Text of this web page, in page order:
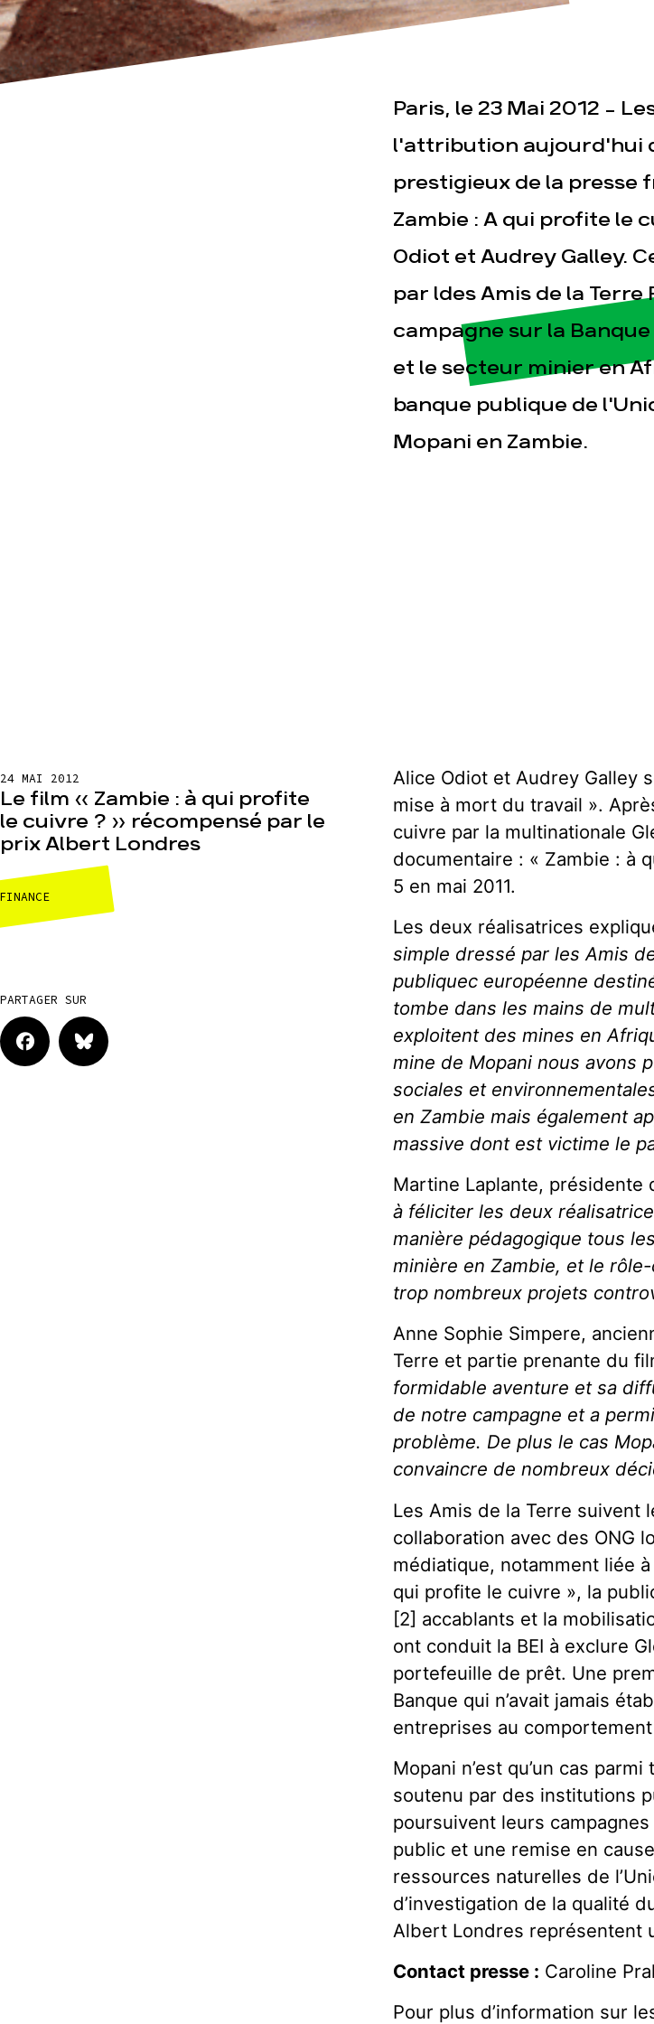
Espace presse
Paris, le 23 Mai 2012 -
l'attribution aujourd'hui
prestigieux de la presse
Zambie : A qui profite le
Odiot et Audrey Galley.
par ldes Amis de la
campagne sur la
et le secteur minier en
banque publique de
Mopani en Zambie.
24 MAI 2012
Le film « Zambie : à qui profite
le cuivre ? » récompensé par le
prix Albert Londres
PARTAGER SUR
Alice Odiot et Audrey Galley
mise à mort du travail ».
cuivre par la multinationale
documentaire : « Zambie : à
5 en mai 2011.
Les deux réalisatrices
simple dressé par les Amis
publiquec européenne
tombe dans les mains de
exploitent des mines en
mine de Mopani nous avons
sociales et
en Zambie mais également
massive dont est victime le
Martine Laplante, présidente
à féliciter les deux
manière pédagogique tous
minière en Zambie, et le
trop nombreux projets
Anne Sophie Simpere,
Terre et partie prenante du
formidable aventure et sa
de notre campagne et a
problème. De plus le cas
convaincre de nombreux
Les Amis de la Terre suivent
collaboration avec des ONG
médiatique, notamment liée
qui profite le cuivre », la
[2] accablants et la
ont conduit la BEI à exclure
portefeuille de prêt. Une
Banque qui n’avait jamais
entreprises au
Mopani n’est qu’un cas
soutenu par des institutions
poursuivent leurs
public et une remise en
ressources naturelles de
d’investigation de la qualité
Albert Londres représentent
Contact presse : Caroline
Pour plus d’information sur